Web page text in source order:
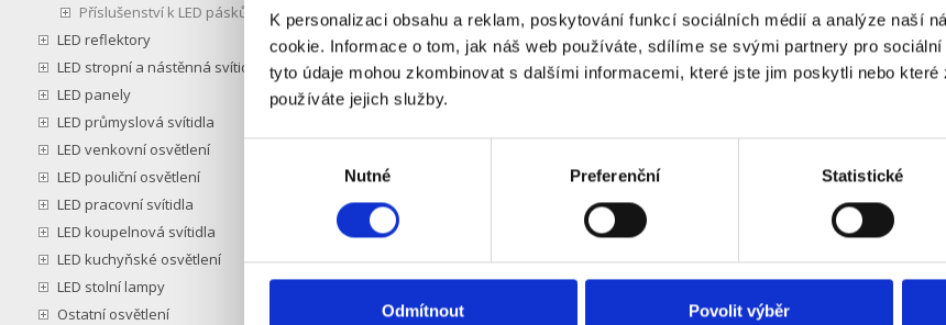
K personalizaci obsahu a reklam, poskytování funkcí sociálních médií a analýze naší
cookie. Informace o tom, jak náš web používáte, sdílíme se svými partnery pro
tyto údaje mohou zkombinovat s dalšími informacemi, které jste jim poskytli nebo
používáte jejich služby.
Nutné Preferenční Statistické
Odmítnout Povolit výběr
Příslušenství k LED páskům
LED reflektory
LED stropní a nástěnná svítidla
LED panely
LED průmyslová svítidla
LED venkovní osvětlení
LED pouliční osvětlení
LED pracovní svítidla
LED koupelnová svítidla
LED kuchyňské osvětlení
LED stolní lampy
Ostatní osvětlení
Podobné a související výrobky
Přisazený profil FKU11 pro LED, s Přisazený profil